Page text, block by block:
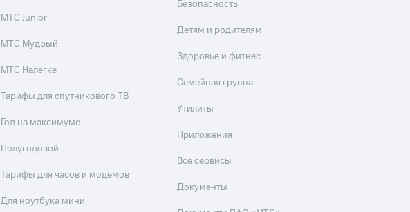
МТС Junior
МТС Мудрый
МТС Налегке
Тарифы для спутникового ТВ
Год на максимуме
Полугодовой
Тарифы для часов и модемов
Для ноутбука мини
Безопасность
Детям и родителям
Здоровье и фитнес
Семейная группа
Утилиты
Приложения
Все сервисы
Документы